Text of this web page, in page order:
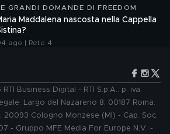
GRANDI DOMANDE DI FREEDOM
Maddalena nascosta nella Cappella
ago | Rete 4
Business Digital - RTI S.p.A.: p. iva
Largo del Nazareno 8, 00187 Roma.
20093 Cologno Monzese (MI) - Cap. Soc.
- Gruppo MFE Media For Europe N.V. -